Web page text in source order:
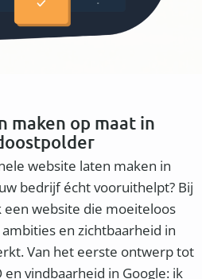
maken op maat in
website laten maken in
bedrijf écht vooruithelpt? Bij
een website die moeiteloos
en zichtbaarheid in
Van het eerste ontwerp tot
vindbaarheid in Google: ik